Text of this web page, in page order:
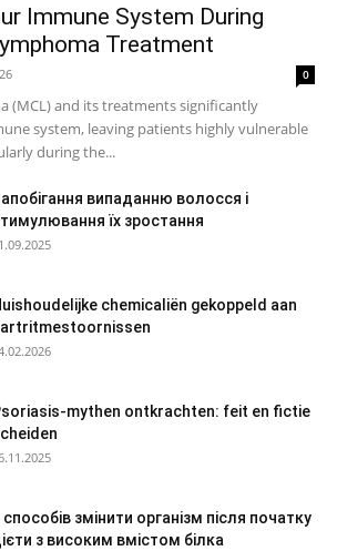
Immune System During
Treatment
0
(MCL) and its treatments significantly
system, leaving patients highly vulnerable
during the...
випаданню волосся і
їх зростання
chemicaliën gekoppeld aan
mythen ontkrachten: feit en fictie
способів змінити організм після початку
з високим вмістом білка